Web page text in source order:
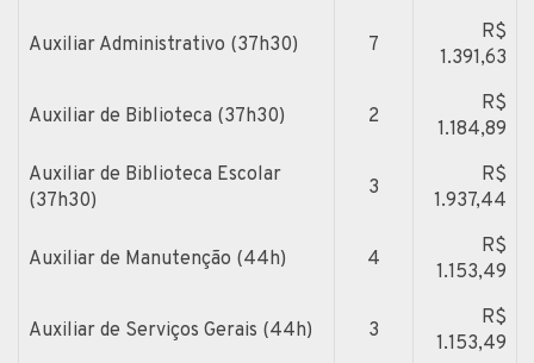
Auxiliar Administrativo (37h30) 7
R$
1.391,63
Auxiliar de Biblioteca (37h30) 2
R$
1.184,89
Auxiliar de Biblioteca Escolar
(37h30)
3
R$
1.937,44
Auxiliar de Manutenção (44h) 4
R$
1.153,49
Auxiliar de Serviços Gerais (44h) 3
R$
1.153,49